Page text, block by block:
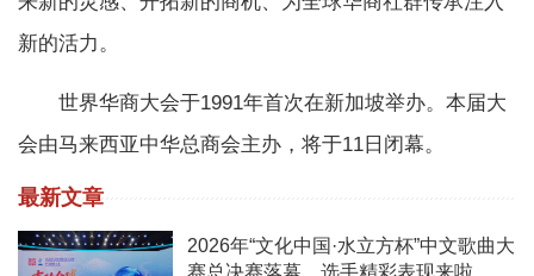
新的活力。
世界华商大会于1991年首次在新加坡举办。本届大
会由马来西亚中华总商会主办，将于11日闭幕。
最新文章
2026年“文化中国·水立方杯”中文歌曲大
赛总决赛落幕，选手精彩表现来啦